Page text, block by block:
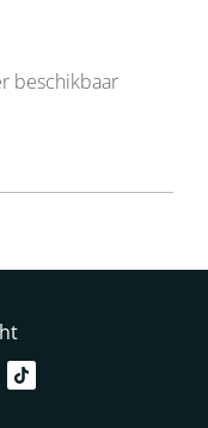
beschikbaar